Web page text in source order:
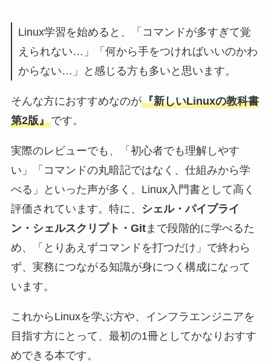
Linux学習を始めると、「コマンドが多すぎて覚
えられない…」「何から手をつければいいのかわ
からない…」と感じる方も多いと思います。
そんな方におすすめなのが『新しいLinuxの教科書
第2版』です。
実際のレビューでも、「初心者でも理解しやす
い」「コマンドの丸暗記ではなく、仕組みから学
べる」といった声が多く、Linux入門書として高く
評価されています。特に、
シェル・パイプライ
ン・シェルスクリプト・Gitまで段階的に学べるた
め、「とりあえずコマンドを打つだけ」で終わら
ず、実務につながる知識が身につく構成になって
います。
これからLinuxを学ぶ方や、インフラエンジニアを
目指す方にとって、最初の1冊としてかなりおすす
めできる本です。